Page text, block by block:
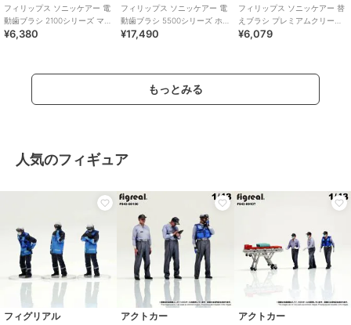
フィリップス ソニッケアー 電
動歯ブラシ 2100シリーズ マリ
ンブルー
¥6,380
フィリップス ソニッケアー 電
動歯ブラシ 5500シリーズ ホ
ワイト
¥17,490
フィリップス ソニッケアー 替
えブラシ プレミアムクリーン
3本組 ブラック
¥6,079
もっとみる
人気のフィギュア
フィグリアル アクトカー アクトカー